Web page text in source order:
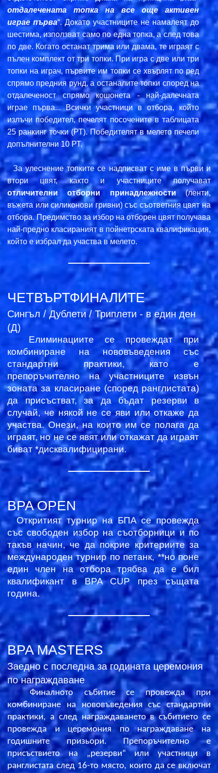
отдалечената топка на все още активен
играе първа“. Докато участниците не намалеят до
шестима, използват само по една топка, а след това
по две. Когато останат трима или двама, те играят с
пълен комплект от три топки. При игра с две или три
топки на играч, първите им топки се хвърлят по ред
спрямо предния рунд, а останалите топки според на
отдалеченост спрямо кошонета - най-далечната
играе първа... Всички участници в отбора, който
излъчи победител, печелят посочените в таблицата
25 ранкинг точки (РТ). Победителят в мелето печели
допълнителни 10 РТ.
За улеснение топките се надписват с име в първи и
втори цвят, както и участниците получават
отличителни отборни принадлежности(ленти,
въжета или силиконови гривни) със съответния цвят на
отбора. Предимство за избор на отборен цвят получава
най-предно класираният в пойнетрската квалификация,
който е избрал да участва в мелето.
ЧЕТВЪРТФИНАЛИТЕ
Сингъл / Дублети / Триплети - в един ден
(Д)
Елиминациите се провеждат при
комбиниране на нововъведения със
стандартни практики, като е
препоръчително на участниците извън
зоната за класиране (според ранглистата)
да присъстват, за да бъдат резерви в
случай, че някой не се яви или откаже да
участва. Онези, на които им се полага да
играят, но не се явятили откажат да играят
биват *дисквалифицирани.
BPA OPEN
Откритият турнир на БПА се провежда
със свободен избор на съотборници и по
такъв начин, че да покрие критериите за
международен турнир по петанк, **но поне
един член на отбора трябва да е бил
квалификант в BPA CUP през същата
година.
BPA MASTERS
Заедно с последна за годината церемония
по награждаване
Финалното събитие се провежда при
комбиниране на нововъведения със стандартни
практики, а след награждаването в събитието се
провежда и церемония по награждаване на
годишните призьори. Препоръчително е
присъствието на „резерви“ или участници в
ранглистата след 16-то място, които да се включат